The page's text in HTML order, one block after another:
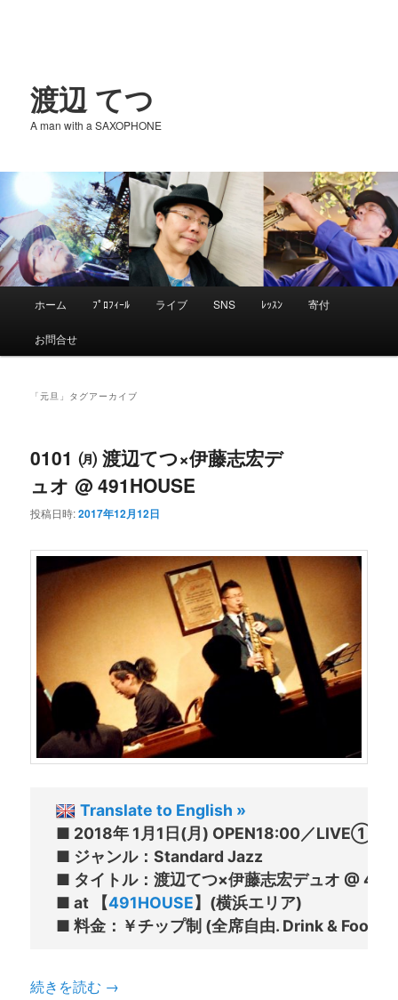
渡辺 てつ
A man with a SAXOPHONE
メ
イ
ン
コ
ン
テ
ン
ツ
へ
移
サ
ブ
コ
ン
テ
ン
ツ
へ
移
動
ホーム ﾌﾟﾛﾌｨｰﾙ ライブ SNS ﾚｯｽﾝ 寄付
お問合せ
「元旦 」タグアーカイブ
0101 ㈪ 渡辺てつ×伊藤志宏デ
ュオ @ 491HOUSE
投稿日時:2017年12月12日
Translate to English »
■ 2018年 1月1日(月) OPEN18:00／
■ ジャンル：Standard Jazz
■ タイトル：渡辺てつ×伊藤志宏デュオ @
■ at 【491HOUSE】(横浜エリア)
続きを読む →